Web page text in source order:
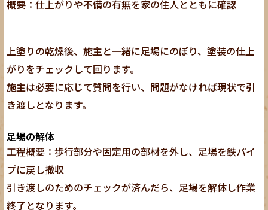
概要：仕上がりや不備の有無を家の住人とともに確認
上塗りの乾燥後、施主と一緒に足場にのぼり、塗装の仕上
がりをチェックして回ります。
施主は必要に応じて質問を行い、問題がなければ現状で引
き渡しとなります。
足場の解体
工程概要：歩行部分や固定用の部材を外し、足場を鉄パイ
プに戻し撤収
引き渡しのためのチェックが済んだら、足場を解体し作業
終了となります。